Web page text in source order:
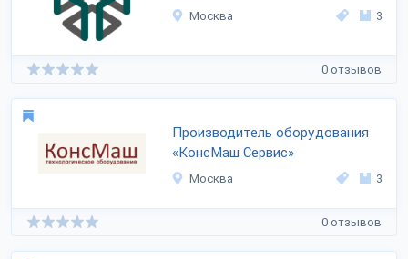
Москва 3
0 отзывов
Производитель оборудования
«КонсМаш Сервис»
Москва 3
0 отзывов